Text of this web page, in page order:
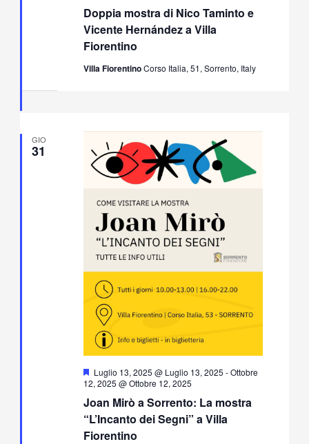
Doppia mostra di Nico Taminto e
Vicente Hernández a Villa
Fiorentino
Villa FiorentinoCorso Italia, 51, Sorrento, Italy
GIO
31
Joan Mirò a Sorrento: La mostra
“L’Incanto dei Segni” a Villa
Fiorentino
Segnalati
Luglio 13, 2025 @ Luglio 13, 2025 -Ottobre
12, 2025 @ Ottobre 12, 2025